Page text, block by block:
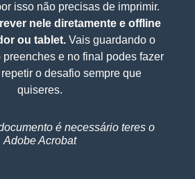
isso não precisas de imprimir.
nele diretamente e offline
ou tablet. Vais guardando o
e no final podes fazer
o desafio sempre que
quiseres.
é necessário teres o
Adobe Acrobat